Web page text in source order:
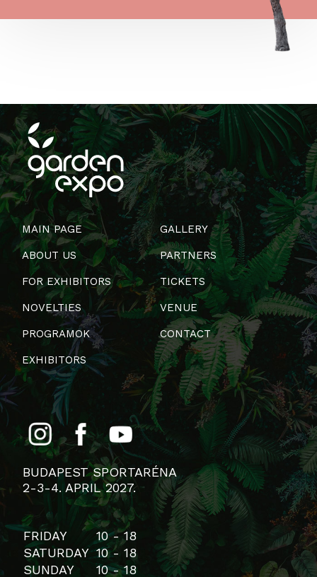
MAIN PAGE
ABOUT US
FOR EXHIBITORS
NOVELTIES
PROGRAMOK
EXHIBITORS
GALLERY
PARTNERS
TICKETS
VENUE
CONTACT
BUDAPEST SPORTARÉNA
2-3-4. APRIL 2027.
FRIDAY
10 - 18
SATURDAY 10 - 18
SUNDAY
10 - 18